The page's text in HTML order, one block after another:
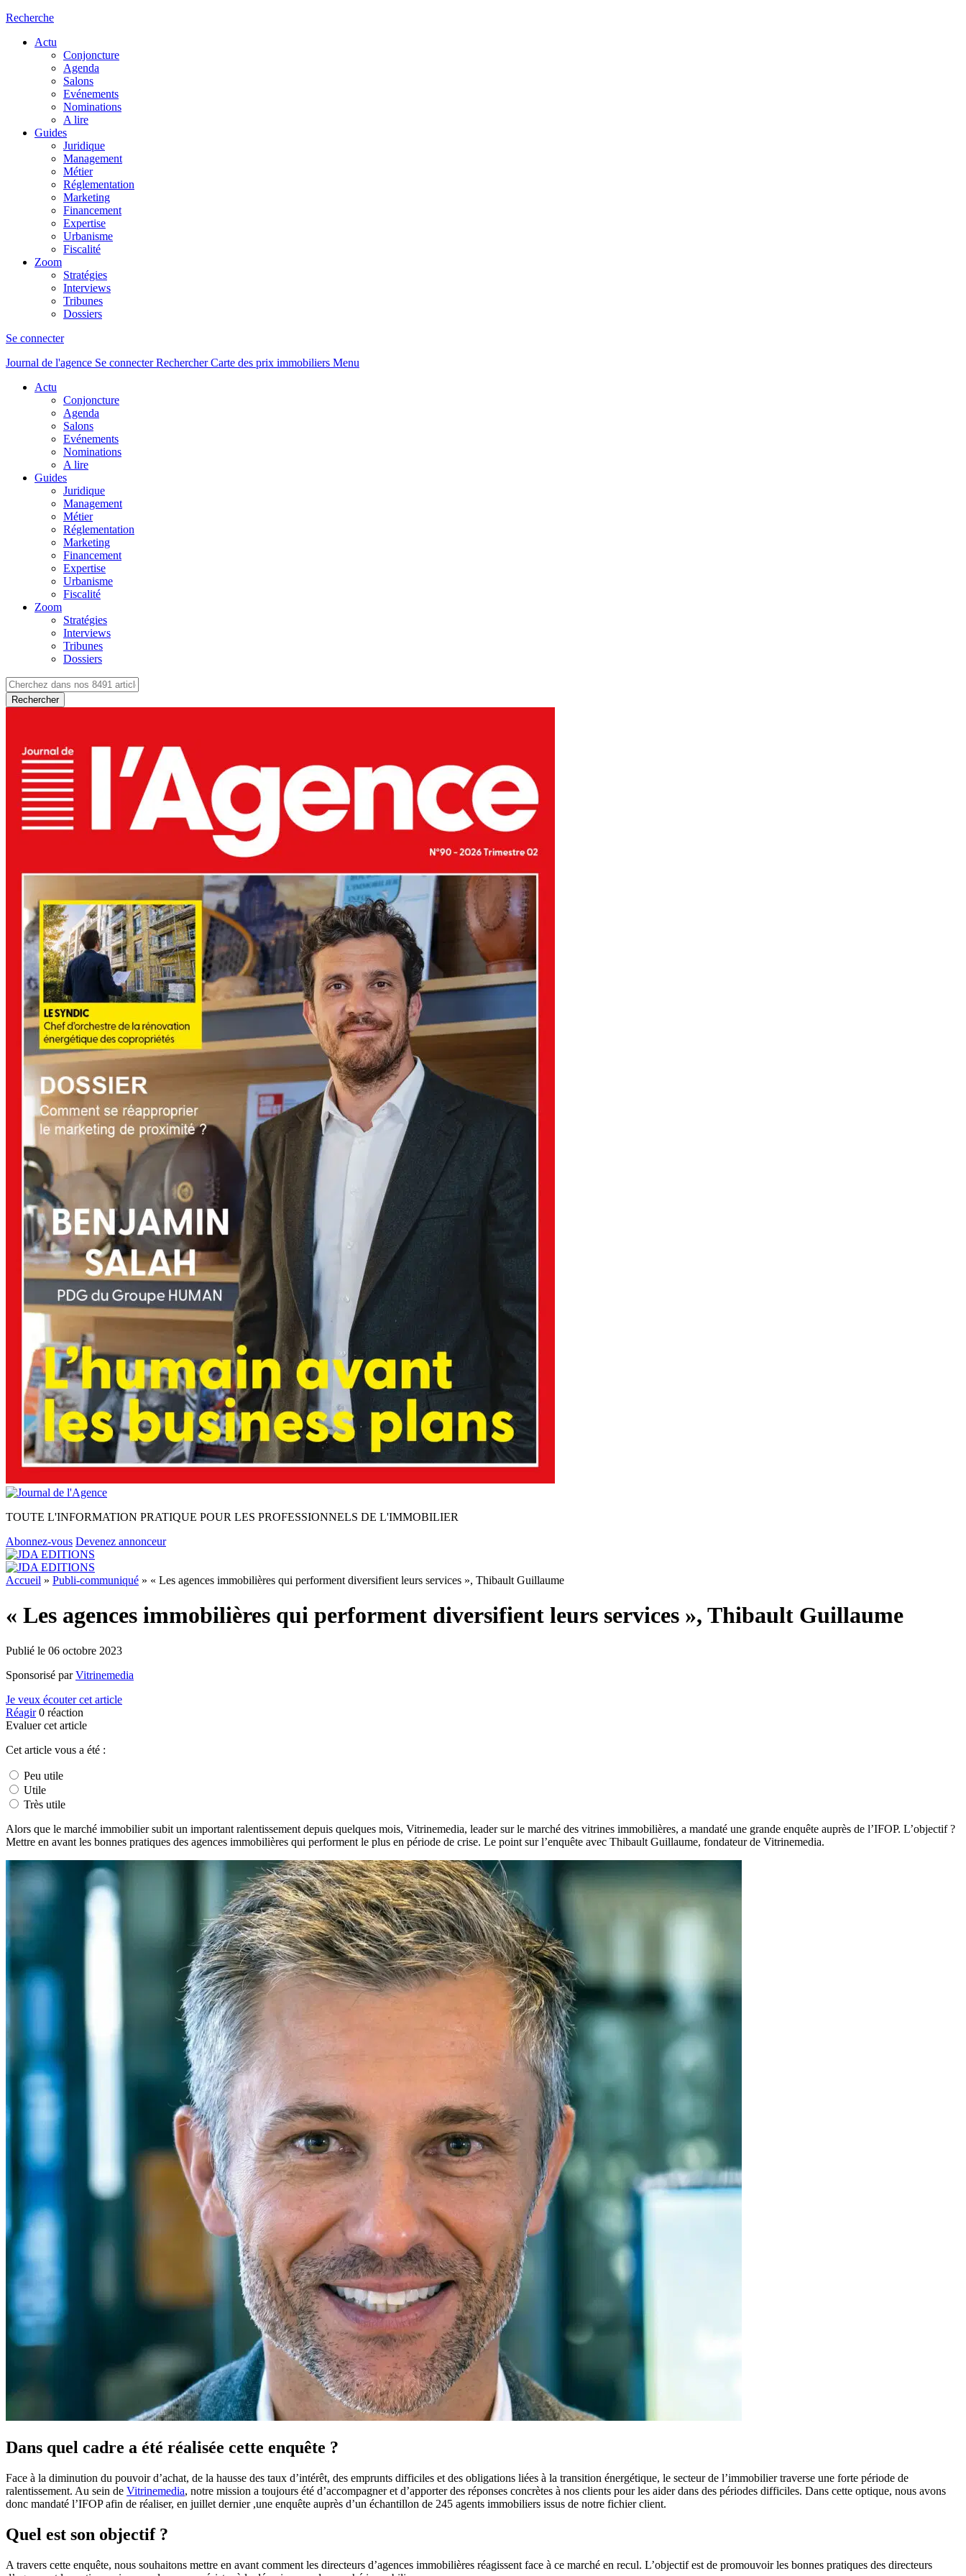
Recherche
Actu
Conjoncture
Agenda
Salons
Evénements
Nominations
A lire
Guides
Juridique
Management
Métier
Réglementation
Marketing
Financement
Expertise
Urbanisme
Fiscalité
Zoom
Stratégies
Interviews
Tribunes
Dossiers
Se connecter
Journal de l'agence Se connecterRechercher Carte des prix immobiliers Menu
Actu
Conjoncture
Agenda
Salons
Evénements
Nominations
A lire
Guides
Juridique
Management
Métier
Réglementation
Marketing
Financement
Expertise
Urbanisme
Fiscalité
Zoom
Stratégies
Interviews
Tribunes
Dossiers
Rechercher
TOUTE L'INFORMATION PRATIQUE POUR LES PROFESSIONNELS DE L'IMMOBILIER
Abonnez-vous Devenez annonceur
Accueil » Publi-communiqué » « Les agences immobilières qui performent diversifient leurs services », Thibault Guillaume
« Les agences immobilières qui performent diversifient leurs services », Thibault Guillaume
Publié le 06 octobre 2023
Sponsorisé parVitrinemedia
Je veux écouter cet article
Réagir 0 réaction
Evaluer cet article
Cet article vous a été :
Peu utile
Utile
Très utile
Alors que le marché immobilier subit un important ralentissement depuis quelques mois, Vitrinemedia, leader sur le marché des vitrines immobilières, a mandaté une grande enquête auprès de l’IFOP. L’objectif ?
Mettre en avant les bonnes pratiques des agences immobilières qui performent le plus en période de crise. Le point sur l’enquête avec Thibault Guillaume, fondateur de Vitrinemedia.
Dans quel cadre a été réalisée cette enquête ?
Face à la diminution du pouvoir d’achat, de la hausse des taux d’intérêt, des emprunts difficiles et des obligations liées à la transition énergétique, le secteur de l’immobilier traverse une forte période de
ralentissement. Au sein de Vitrinemedia, notre mission a toujours été d’accompagner et d’apporter des réponses concrètes à nos clients pour les aider dans des périodes difficiles. Dans cette optique, nous avons
donc mandaté l’IFOP afin de réaliser, en juillet dernier ,une enquête auprès d’un échantillon de 245 agents immobiliers issus de notre fichier client.
Quel est son objectif ?
A travers cette enquête, nous souhaitons mettre en avant comment les directeurs d’agences immobilières réagissent face à ce marché en recul. L’objectif est de promouvoir les bonnes pratiques des directeurs